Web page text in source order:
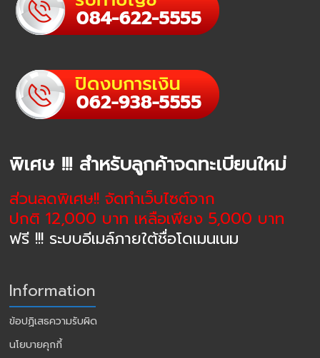
พิเศษ !!! สำหรับลูกค้าจดทะเบียนใหม่
ส่วนลดพิเศษ!! จัดทำเว็บไซต์จาก
ปกติ 12,000 บาท เหลือเพียง 5,000 บาท
ฟรี !!! ระบบอีเมล์ภายใต้ชื่อโดเมนเนม
Information
ข้อปฏิเสธความรับผิด
นโยบายคุกกี้